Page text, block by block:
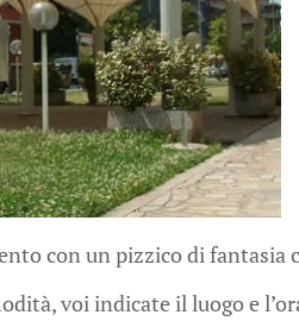
con un pizzico di fantasia
voi indicate il luogo e